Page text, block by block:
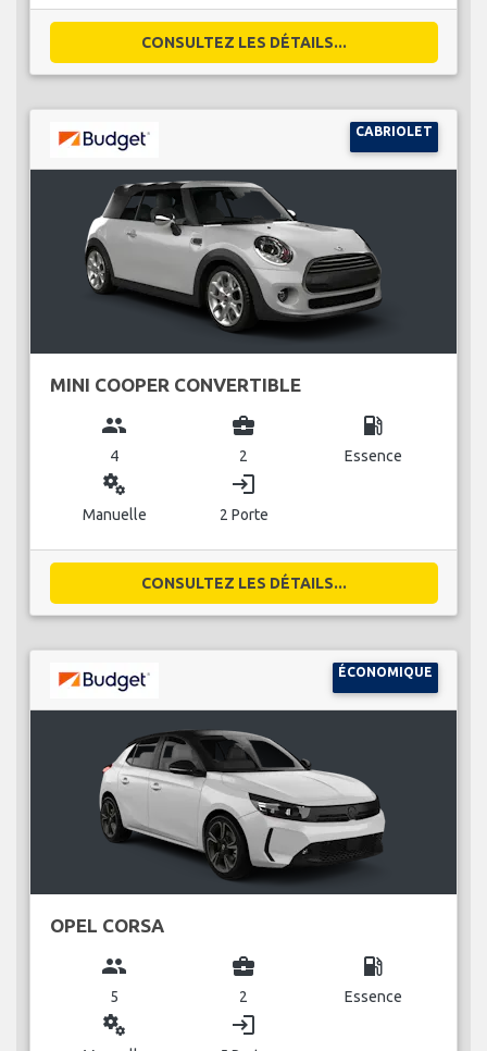
CONSULTEZ LES DÉTAILS...
CABRIOLET
MINI COOPER CONVERTIBLE
group
4
business_center
2
local_gas_station
Essence
miscellaneous_services
Manuelle
login
2 Porte
CONSULTEZ LES DÉTAILS...
ÉCONOMIQUE
OPEL CORSA
group
5
business_center
2
local_gas_station
Essence
miscellaneous_services login